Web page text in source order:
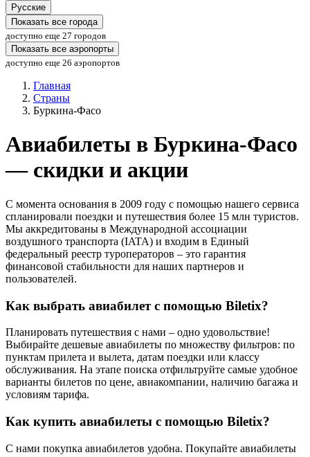
Русские
Показать все города
доступно еще 27 городов
Показать все аэропорты
доступно еще 26 аэропортов
Главная
Страны
Буркина-Фасо
Авиабилеты в Буркина-Фасо
— скидки и акции
С момента основания в 2009 году с помощью нашего сервиса
спланировали поездки и путешествия более 15 млн туристов.
Мы аккредитованы в Международной ассоциации
воздушного транспорта (IATA) и входим в Единый
федеральный реестр туроператоров – это гарантия
финансовой стабильности для наших партнеров и
пользователей.
Как выбрать авиабилет с помощью Biletix?
Планировать путешествия с нами – одно удовольствие!
Выбирайте дешевые авиабилеты по множеству фильтров: по
пунктам прилета и вылета, датам поездки или классу
обслуживания. На этапе поиска отфильтруйте самые удобное
варианты билетов по цене, авиакомпании, наличию багажа и
условиям тарифа.
Как купить авиабилеты с помощью Biletix?
С нами покупка авиабилетов удобна. Покупайте авиабилеты